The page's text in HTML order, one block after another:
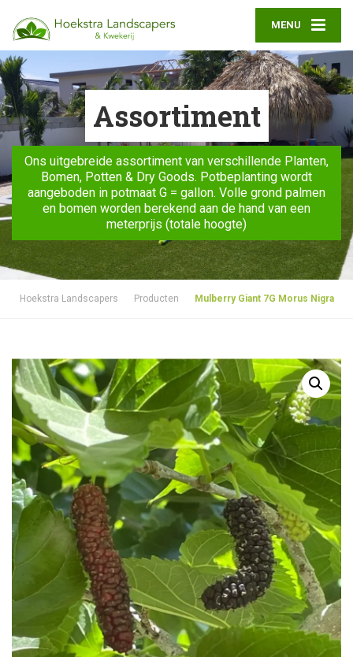
MENU
Assortiment
Ons uitgebreide assortiment van verschillende Planten,
Bomen, Potten & Dry Goods. Potbeplanting wordt
aangeboden in potmaat G = gallon. Volle grond palmen
en bomen worden berekend aan de hand van een
meterprijs (totale hoogte)
Hoekstra Landscapers Producten Mulberry Giant 7G Morus Nigra